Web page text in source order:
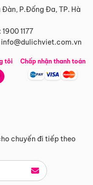
P.Đống Đa, TP. Hà
: 1900 1177
info@dulichviet.com.vn
chuyến đi tiếp theo
tôi Chấp nhận thanh toán